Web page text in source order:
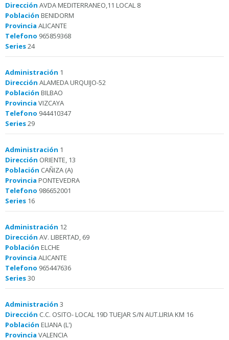
Dirección AVDA MEDITERRANEO,11 LOCAL 8
Población BENIDORM
Provincia ALICANTE
Telefono 965859368
Series24
Administración 1
Dirección ALAMEDA URQUIJO-52
Población BILBAO
Provincia VIZCAYA
Telefono 944410347
Series29
Administración 1
Dirección ORIENTE, 13
Población CAÑIZA (A)
Provincia PONTEVEDRA
Telefono 986652001
Series 16
Administración 12
Dirección AV. LIBERTAD, 69
Población ELCHE
Provincia ALICANTE
Telefono 965447636
Series30
Administración 3
Dirección C.C. OSITO- LOCAL 19D TUEJAR S/N AUT.LIRIA KM 16
Población ELIANA (L')
Provincia VALENCIA